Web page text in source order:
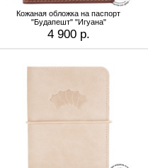
Кожаная обложка на паспорт
"Будапешт" "Игуана"
4 900 р.